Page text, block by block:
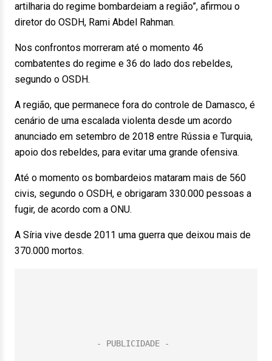
artilharia do regime bombardeiam a região”, afirmou o
diretor do OSDH, Rami Abdel Rahman.
Nos confrontos morreram até o momento 46
combatentes do regime e 36 do lado dos rebeldes,
segundo o OSDH.
A região, que permanece fora do controle de Damasco, é
cenário de uma escalada violenta desde um acordo
anunciado em setembro de 2018 entre Rússia e Turquia,
apoio dos rebeldes, para evitar uma grande ofensiva.
Até o momento os bombardeios mataram mais de 560
civis, segundo o OSDH, e obrigaram 330.000 pessoas a
fugir, de acordo com a ONU.
A Síria vive desde 2011 uma guerra que deixou mais de
370.000 mortos.